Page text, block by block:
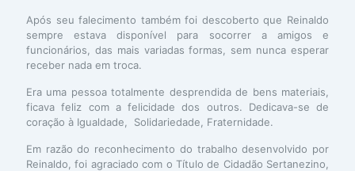
Após seu falecimento também foi descoberto que Reinaldo
sempre estava disponível para socorrer a amigos e
funcionários, das mais variadas formas, sem nunca esperar
receber nada em troca.
Era uma pessoa totalmente desprendida de bens materiais,
ficava feliz com a felicidade dos outros. Dedicava-se de
coração à Igualdade, Solidariedade, Fraternidade.
Em razão do reconhecimento do trabalho desenvolvido por
Reinaldo, foi agraciado com o Título de Cidadão Sertanezino,